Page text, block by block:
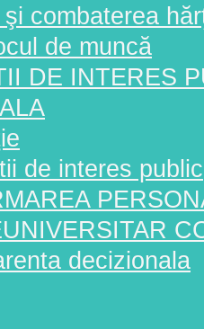
combaterea
de muncă
DE INTERES
de interes public
decizionala